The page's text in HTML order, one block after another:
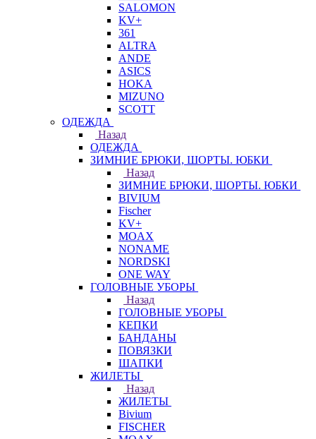
SALOMON
KV+
361
ALTRA
ANDE
ASICS
HOKA
MIZUNO
SCOTT
ОДЕЖДА
Назад
ОДЕЖДА
ЗИМНИЕ БРЮКИ, ШОРТЫ. ЮБКИ
Назад
ЗИМНИЕ БРЮКИ, ШОРТЫ. ЮБКИ
BIVIUM
Fischer
KV+
MOAX
NONAME
NORDSKI
ONE WAY
ГОЛОВНЫЕ УБОРЫ
Назад
ГОЛОВНЫЕ УБОРЫ
КЕПКИ
БАНДАНЫ
ПОВЯЗКИ
ШАПКИ
ЖИЛЕТЫ
Назад
ЖИЛЕТЫ
Bivium
FISCHER